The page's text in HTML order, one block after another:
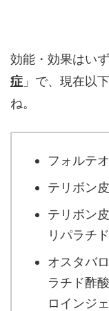
効能・効果はい
症 」で、現在以
ね。
フォルテ
テリボン
テリボン
リパラチ
オスタバ
ラチド酢
ロインジ